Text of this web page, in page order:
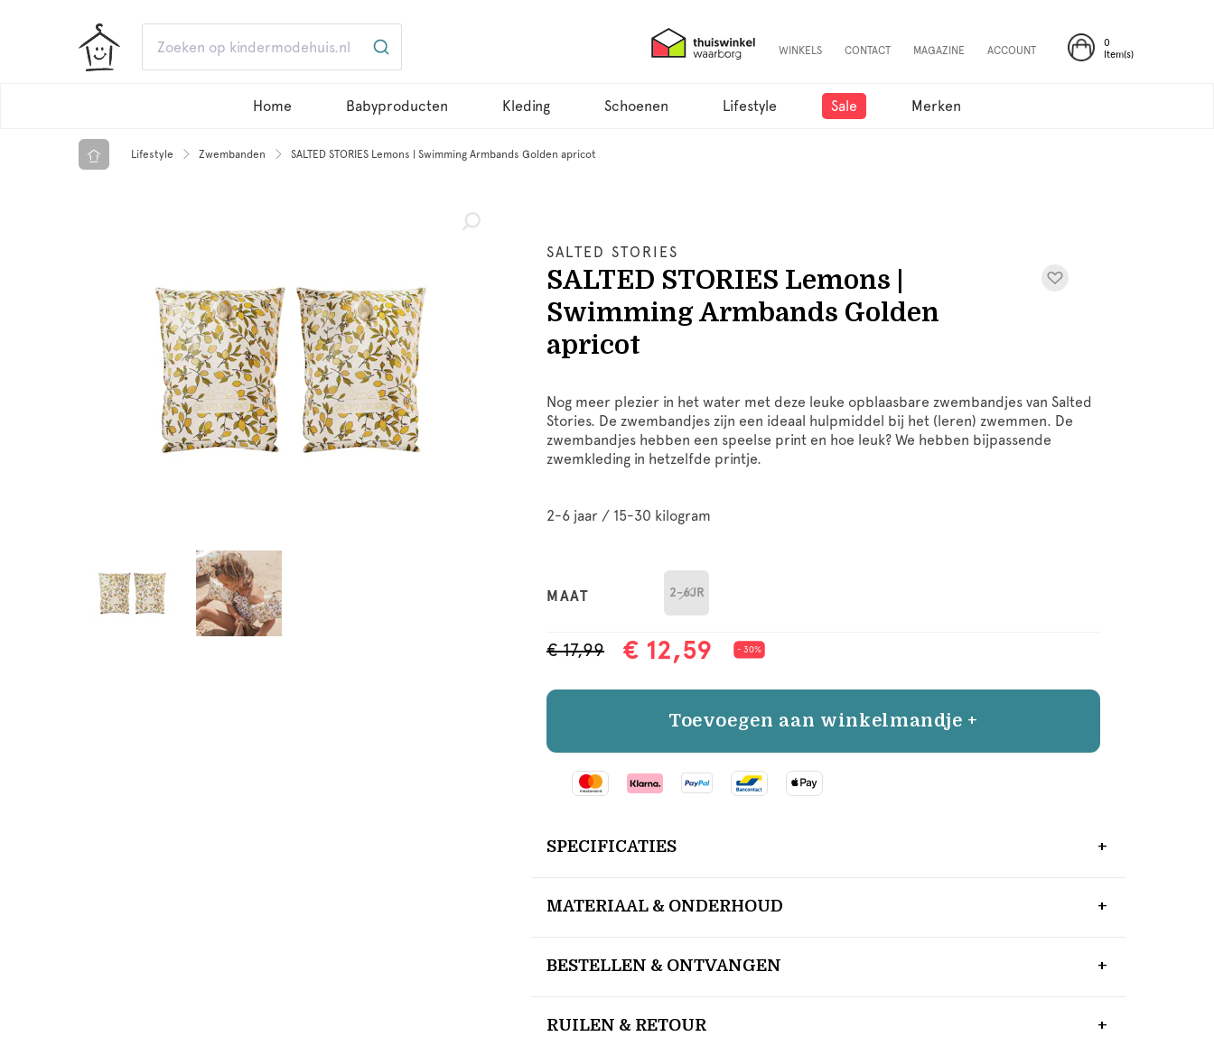
0
Item(s)
WINKELS CONTACT MAGAZINE ACCOUNT
Home Babyproducten Kleding Schoenen Lifestyle Sale Merken
Lifestyle Zwembanden SALTED STORIES Lemons | Swimming Armbands Golden apricot
SALTED STORIES
SALTED STORIES Lemons |
Swimming Armbands Golden
apricot
Nog meer plezier in het water met deze leuke opblaasbare zwembandjes van Salted
Stories. De zwembandjes zijn een ideaal hulpmiddel bij het (leren) zwemmen. De
zwembandjes hebben een speelse print en hoe leuk? We hebben bijpassende
zwemkleding in hetzelfde printje.
2-6 jaar / 15-30 kilogram
MAAT 2-6JR
€ 17,99 € 12,59 - 30%
Toevoegen aan winkelmandje +
SPECIFICATIES
MATERIAAL & ONDERHOUD
BESTELLEN & ONTVANGEN
RUILEN & RETOUR